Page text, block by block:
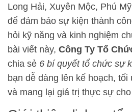
Long Hải, Xuyên Mộc, Phú
để đảm bảo sự kiện thành
hỏi kỹ năng và kinh nghiệm
bài viết này, Công Ty Tổ
chia sẻ 6 bí quyết tổ chức sự
bạn dễ dàng lên kế hoạch,
và mang lại giá trị thực sự